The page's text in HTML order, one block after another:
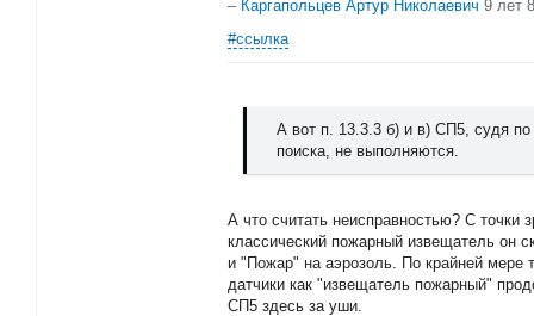
– Каргапольцев Артур Николаевич 9 лет
#ссылка
А вот п. 13.3.3 б) и в) СП5, судя
поиска, не выполняются.
А что считать неисправностью? С точки
классический пожарный извещатель он
и "Пожар" на аэрозоль. По крайней мере
датчики как "извещатель пожарный"
СП5 здесь за уши.